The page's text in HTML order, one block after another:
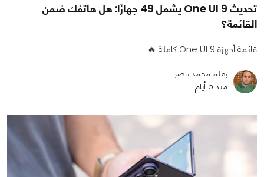
تحديث One UI 9 يشمل 49 جهازًا: هل هاتفك ضمن
القائمة؟
قائمة أجهزة One UI 9 كاملة 🔥
بقلم محمد ناصر
منذ 5 أيام